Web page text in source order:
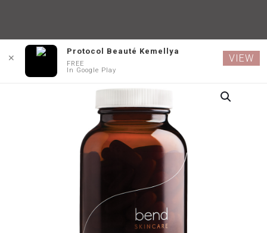
✕
Protocol Beauté Kemellya
FREE
In Google Play
VIEW